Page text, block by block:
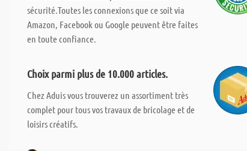
sécurité.Toutes les connexions que ce soit via
Amazon, Facebook ou Google peuvent être faites
en toute confiance.
Choix parmi plus de 10.000 articles.
Chez Aduis vous trouverez un assortiment très
complet pour tous vos travaux de bricolage et de
loisirs créatifs.